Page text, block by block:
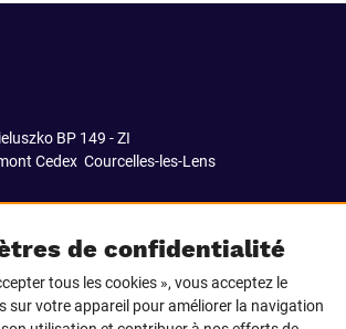
de confidentialité
tous les cookies », vous acceptez le
sur votre appareil pour améliorer la navigation
BP 149 - ZI
Cedex Courcelles-les-Lens